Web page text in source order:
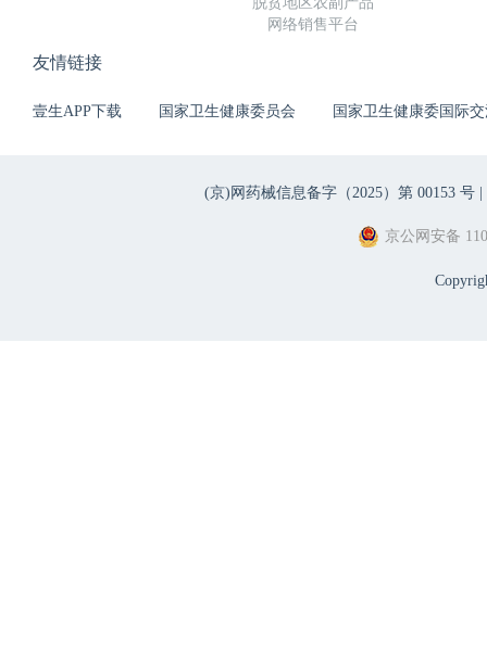
网络销售平台
友情链接
壹生APP下载 国家卫生健康委员会 国家卫生健康委国际
(京)网药械信息备字（2025）第 00153 号 |
京公网安备